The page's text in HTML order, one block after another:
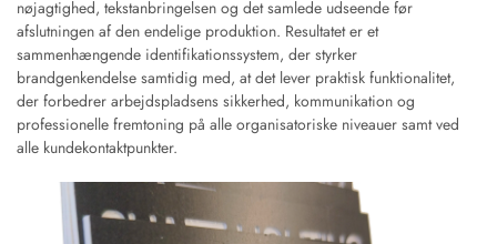
nøjagtighed, tekstanbringelsen og det samlede udseende før
afslutningen af den endelige produktion. Resultatet er et
sammenhængende identifikationssystem, der styrker
brandgenkendelse samtidig med, at det lever praktisk funktionalitet,
der forbedrer arbejdspladsens sikkerhed, kommunikation og
professionelle fremtoning på alle organisatoriske niveauer samt ved
alle kundekontaktpunkter.